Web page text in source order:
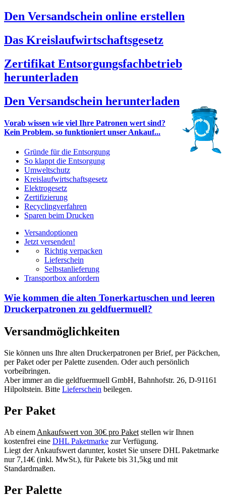
Den Versandschein online erstellen
Das Kreislaufwirtschaftsgesetz
Zertifikat Entsorgungsfachbetrieb
herunterladen
Den Versandschein herunterladen
Vorab wissen wie viel Ihre Patronen wert sind?
Kein Problem, so funktioniert unser Ankauf...
Gründe für die Entsorgung
So klappt die Entsorgung
Umweltschutz
Kreislaufwirtschaftsgesetz
Elektrogesetz
Zertifizierung
Recyclingverfahren
Sparen beim Drucken
Versandoptionen
Jetzt versenden!
Richtig verpacken
Lieferschein
Selbstanlieferung
Transportbox anfordern
Wie kommen die alten Tonerkartuschen und leeren
Druckerpatronen zu geldfuermuell?
Versandmöglichkeiten
Sie können uns Ihre alten Druckerpatronen per Brief, per Päckchen,
per Paket oder per Palette zusenden. Oder auch persönlich
vorbeibringen.
Aber immer an die geldfuermuell GmbH, Bahnhofstr. 26, D-91161
Hilpoltstein. Bitte Lieferschein beilegen.
Per Paket
Ab einem Ankaufswert von 30€ pro Paket stellen wir Ihnen
kostenfrei eine DHL Paketmarke zur Verfügung.
Liegt der Ankaufswert darunter, kostet Sie unsere DHL Paketmarke
nur 7,14€ (inkl. MwSt.), für Pakete bis 31,5kg und mit
Standardmaßen.
Per Palette